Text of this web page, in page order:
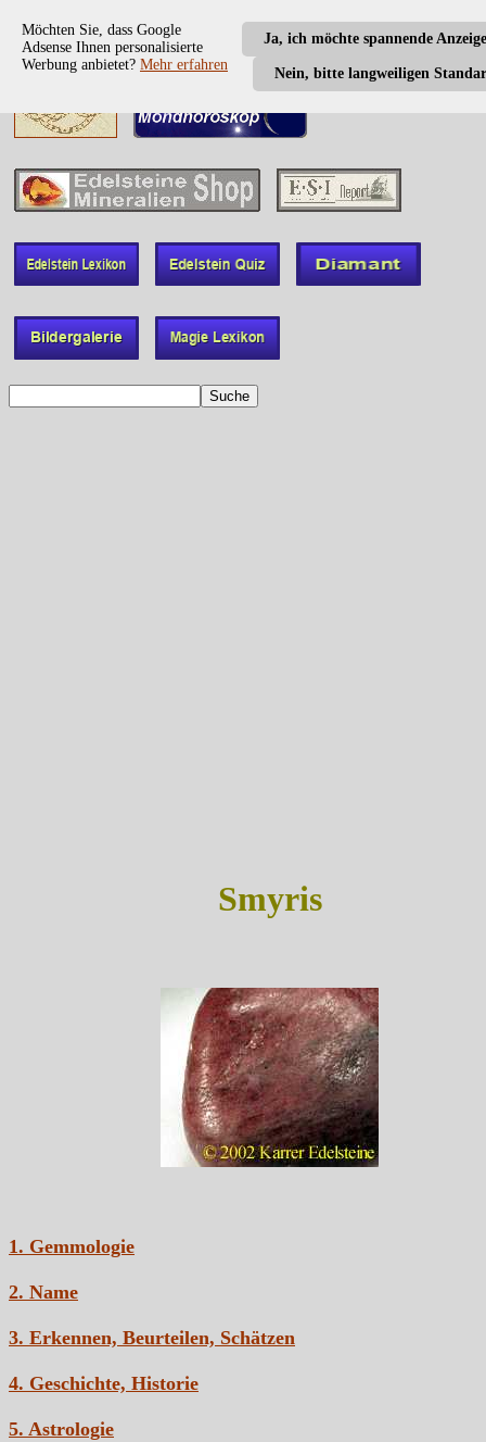
Ja, ich möchte spannende
Nein, bitte langweiligen
Möchten Sie, dass Google
Adsense Ihnen personalisierte
Werbung anbietet? Mehr erfahren
Smyris
1. Gemmologie
2. Name
3. Erkennen, Beurteilen, Schätzen
4. Geschichte, Historie
5. Astrologie